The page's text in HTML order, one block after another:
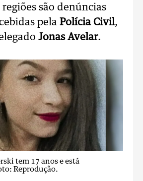
regiões são denúncias
pela Polícia Civil,
Jonas Avelar.
tem 17 anos e está
Reprodução.